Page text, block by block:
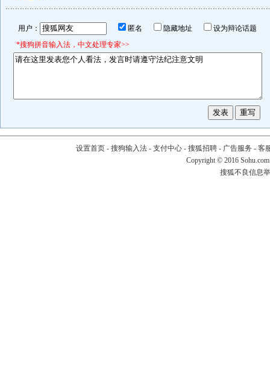
用户： 匿名 隐藏地址
设为辩论话题
*搜狗拼音输入法，中文处理专家>>
设置首页- 搜狗输入法- 支付中心- 搜狐招聘- 广告服务 - 客
Copyright © 2016
搜狐不良信息